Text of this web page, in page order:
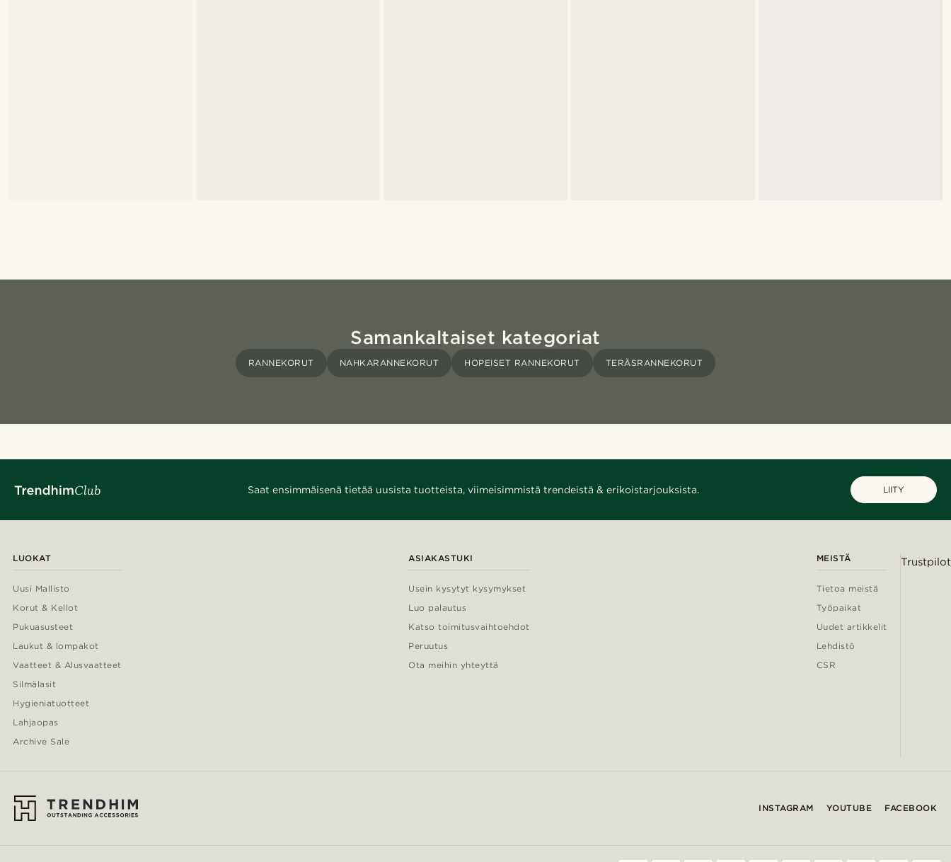
Samankaltaiset kategoriat
RANNEKORUT NAHKARANNEKORUT HOPEISET RANNEKORUT TERÄSRANNEKORUT
Saat ensimmäisenä tietää uusista tuotteista, viimeisimmistä trendeistä & erikoistarjouksista. LIITY
LUOKAT
Uusi Mallisto
Korut & Kellot
Pukuasusteet
Laukut & lompakot
Vaatteet & Alusvaatteet
Silmälasit
Hygieniatuotteet
Lahjaopas
Archive Sale
ASIAKASTUKI
Usein kysytyt kysymykset
Luo palautus
Katso toimitusvaihtoehdot
Peruutus
Ota meihin yhteyttä
MEISTÄ
Tietoa meistä
Työpaikat
Uudet artikkelit
Lehdistö
CSR
Trustpilot
INSTAGRAM YOUTUBE FACEBOOK